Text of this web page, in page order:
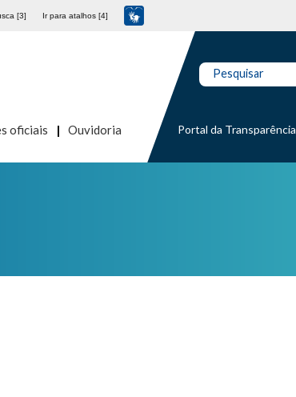
[3] Ir para atalhos [4]
oficiais Ouvidoria
Pesquisar
Portal da Transparência